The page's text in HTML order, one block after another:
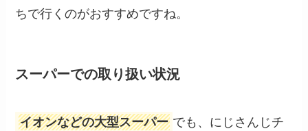
ちで行くのがおすすめですね。
スーパーでの取り扱い状況
イオンなどの大型スーパー でも、にじさんじチ